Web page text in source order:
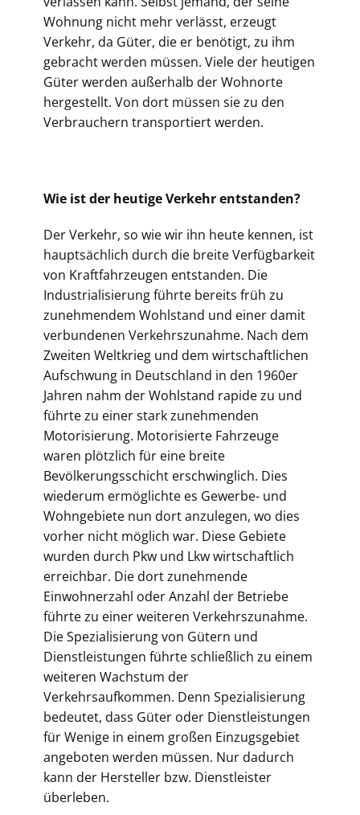
Wohnung nicht mehr verlässt, erzeugt
Verkehr, da Güter, die er benötigt, zu ihm
gebracht werden müssen. Viele der heutigen
Güter werden außerhalb der Wohnorte
hergestellt. Von dort müssen sie zu den
Verbrauchern transportiert werden.
Wie ist der heutige Verkehr entstanden?
Der Verkehr, so wie wir ihn heute kennen, ist
hauptsächlich durch die breite Verfügbarkeit
von Kraftfahrzeugen entstanden. Die
Industrialisierung führte bereits früh zu
zunehmendem Wohlstand und einer damit
verbundenen Verkehrszunahme. Nach dem
Zweiten Weltkrieg und dem wirtschaftlichen
Aufschwung in Deutschland in den 1960er
Jahren nahm der Wohlstand rapide zu und
führte zu einer stark zunehmenden
Motorisierung. Motorisierte Fahrzeuge
waren plötzlich für eine breite
Bevölkerungsschicht erschwinglich. Dies
wiederum ermöglichte es Gewerbe- und
Wohngebiete nun dort anzulegen, wo dies
vorher nicht möglich war. Diese Gebiete
wurden durch Pkw und Lkw wirtschaftlich
erreichbar. Die dort zunehmende
Einwohnerzahl oder Anzahl der Betriebe
führte zu einer weiteren Verkehrszunahme.
Die Spezialisierung von Gütern und
Dienstleistungen führte schließlich zu einem
weiteren Wachstum der
Verkehrsaufkommen. Denn Spezialisierung
bedeutet, dass Güter oder Dienstleistungen
für Wenige in einem großen Einzugsgebiet
angeboten werden müssen. Nur dadurch
kann der Hersteller bzw. Dienstleister
überleben.